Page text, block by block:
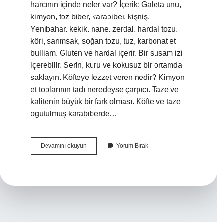
harcının içinde neler var? İçerik: Galeta unu,
kimyon, toz biber, karabiber, kişniş,
Yenibahar, kekik, nane, zerdal, hardal tozu,
köri, sarımsak, soğan tozu, tuz, karbonat et
bulliam. Gluten ve hardal içerir. Bir susam izi
içerebilir. Serin, kuru ve kokusuz bir ortamda
saklayın. Köfteye lezzet veren nedir? Kimyon
et toplarının tadı neredeyse çarpıcı. Taze ve
kalitenin büyük bir fark olması. Köfte ve taze
öğütülmüş karabiberde…
Devamını okuyun
Baharatı
Yorum Bırak